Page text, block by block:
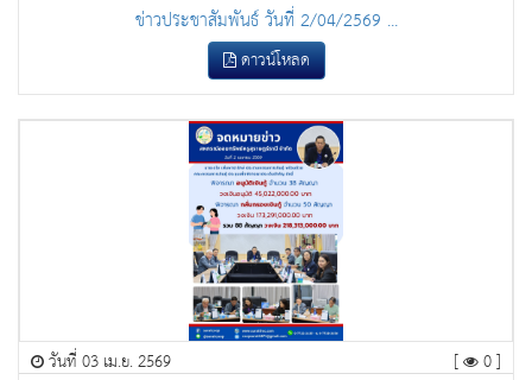
ข่าวประชาสัมพันธ์ วันที่ 2/04/2569 ...
ดาวน์โหลด
วันที่ 03 เม.ย. 2569 [ 0 ]